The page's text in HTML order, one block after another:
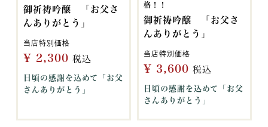
御祈祷吟醸 「お父さ
んありがとう」
当店特別価格
¥ 2,300 税込
日頃の感謝を込めて「お父
さんありがとう」
格！！
御祈祷吟醸 「お父さ
んありがとう」
当店特別価格
¥ 3,600 税込
日頃の感謝を込めて「お父
さんありがとう」